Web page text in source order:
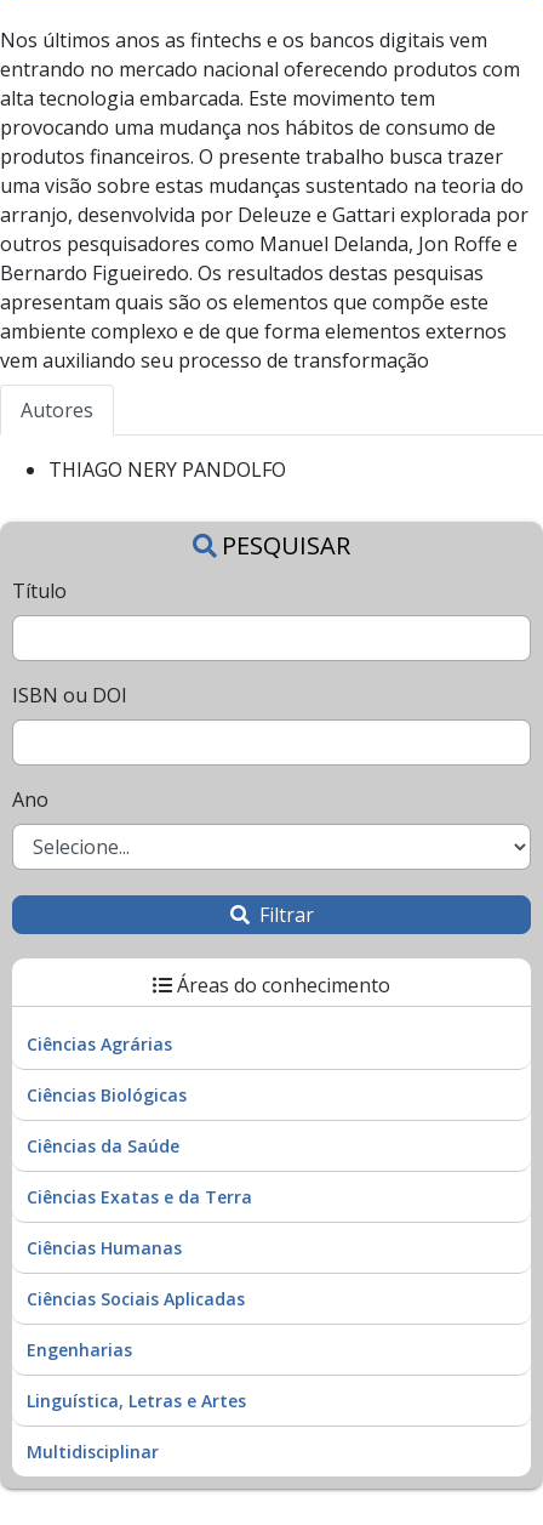
Nos últimos anos as fintechs e os bancos digitais vem
entrando no mercado nacional oferecendo produtos com
alta tecnologia embarcada. Este movimento tem
provocando uma mudança nos hábitos de consumo de
produtos financeiros. O presente trabalho busca trazer
uma visão sobre estas mudanças sustentado na teoria do
arranjo, desenvolvida por Deleuze e Gattari explorada por
outros pesquisadores como Manuel Delanda, Jon Roffe e
Bernardo Figueiredo. Os resultados destas pesquisas
apresentam quais são os elementos que compõe este
ambiente complexo e de que forma elementos externos
vem auxiliando seu processo de transformação
Autores
THIAGO NERY PANDOLFO
PESQUISAR
Título
ISBN ou DOI
Ano
Filtrar
Áreas do conhecimento
Ciências Agrárias
Ciências Biológicas
Ciências da Saúde
Ciências Exatas e da Terra
Ciências Humanas
Ciências Sociais Aplicadas
Engenharias
Linguística, Letras e Artes
Multidisciplinar